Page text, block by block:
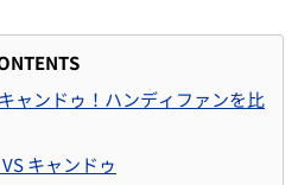
ャンドゥ！ハンディファンを比
キャンドゥ